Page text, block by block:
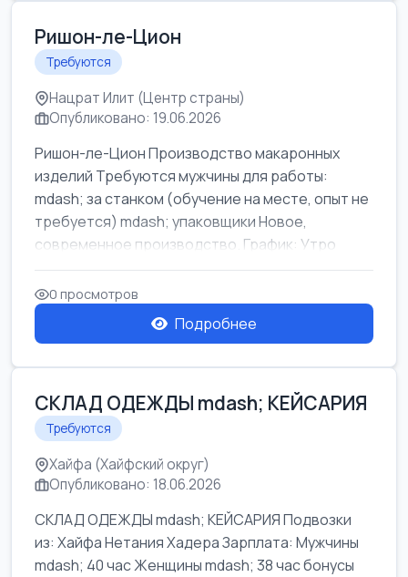
Ришон-ле-Цион
Требуются
Нацрат Илит (Центр страны)
Опубликовано: 19.06.2026
Ришон-ле-Цион Производство макаронных
изделий Требуются мужчины для работы:
mdash; за станком (обучение на месте, опыт не
требуется) mdash; упаковщики Новое,
современное производство. График: Утро
mda...
0 просмотров
Подробнее
СКЛАД ОДЕЖДЫ mdash; КЕЙСАРИЯ
Требуются
Хайфа (Хайфский округ)
Опубликовано: 18.06.2026
СКЛАД ОДЕЖДЫ mdash; КЕЙСАРИЯ Подвозки
из: Хайфа Нетания Хадера Зарплата: Мужчины
mdash; 40 час Женщины mdash; 38 час бонусы